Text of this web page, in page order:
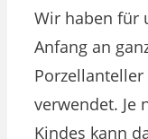
Wir haben für
Anfang an
Porzellanteller
verwendet. Je
Kindes kann